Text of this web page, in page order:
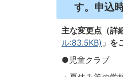
す。申込
主な変更点（詳
ル:83.5KB) 」を
●児童クラブ